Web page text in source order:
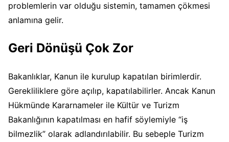
problemlerin var olduğu sistemin, tamamen çökmesi
anlamına gelir.
Geri Dönüşü Çok Zor
Bakanlıklar, Kanun ile kurulup kapatılan birimlerdir.
Gerekliliklere göre açılıp, kapatılabilirler. Ancak Kanun
Hükmünde Kararnameler ile Kültür ve Turizm
Bakanlığının kapatılması en hafif söylemiyle “iş
bilmezlik” olarak adlandırılabilir. Bu sebeple Turizm